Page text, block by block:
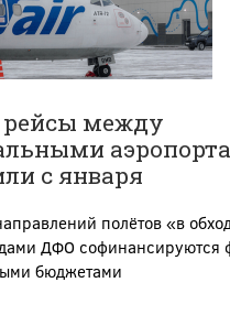
между
с января
полётов «в
ДФО софинансируются
бюджетами